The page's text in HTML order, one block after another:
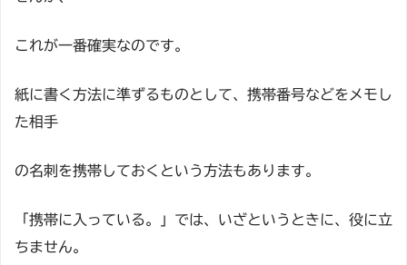
これが一番確実なのです。
紙に書く方法に準ずるものとして、携帯番号などをメモし
た相手
の名刺を携帯しておくという方法もあります。
「携帯に入っている。」では、いざというときに、役に立
ちません。